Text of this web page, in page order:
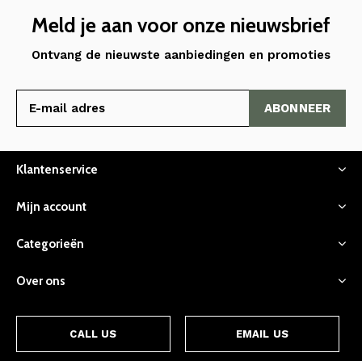
Meld je aan voor onze nieuwsbrief
Ontvang de nieuwste aanbiedingen en promoties
ABONNEER
Klantenservice
Mijn account
Categorieën
Over ons
CALL US EMAIL US